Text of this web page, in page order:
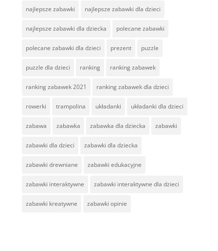
najlepsze zabawki najlepsze zabawki dla dzieci
najlepsze zabawki dla dziecka polecane zabawki
polecane zabawki dla dzieci prezent puzzle
puzzle dla dzieci ranking ranking zabawek
ranking zabawek 2021 ranking zabawek dla dzieci
rowerki trampolina układanki układanki dla dzieci
zabawa zabawka zabawka dla dziecka zabawki
zabawki dla dzieci zabawki dla dziecka
zabawki drewniane zabawki edukacyjne
zabawki interaktywne zabawki interaktywne dla dzieci
zabawki kreatywne zabawki opinie